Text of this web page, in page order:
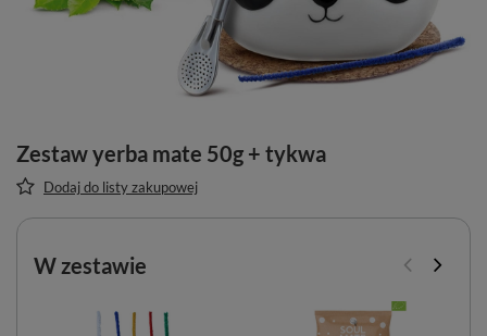
Zestaw yerba mate 50g + tykwa
Dodaj do listy zakupowej
W zestawie